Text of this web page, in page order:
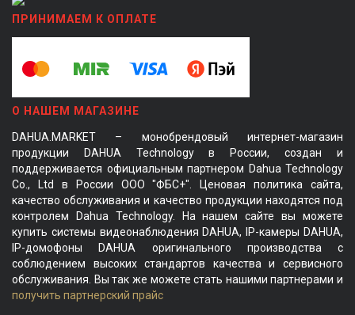
ПРИНИМАЕМ К ОПЛАТЕ
О НАШЕМ МАГАЗИНЕ
DAHUA.MARKET – монобрендовый интернет-магазин
продукции DAHUA Technology в России, создан и
поддерживается официальным партнером Dahua Technology
Co., Ltd в России ООО "ФБС+". Ценовая политика сайта,
качество обслуживания и качество продукции находятся под
контролем Dahua Technology. На нашем сайте вы можете
купить системы видеонаблюдения DAHUA, IP-камеры DAHUA,
IP-домофоны DAHUA оригинального производства с
соблюдением высоких стандартов качества и сервисного
обслуживания. Вы так же можете стать нашими партнерами и
получить партнерский прайс